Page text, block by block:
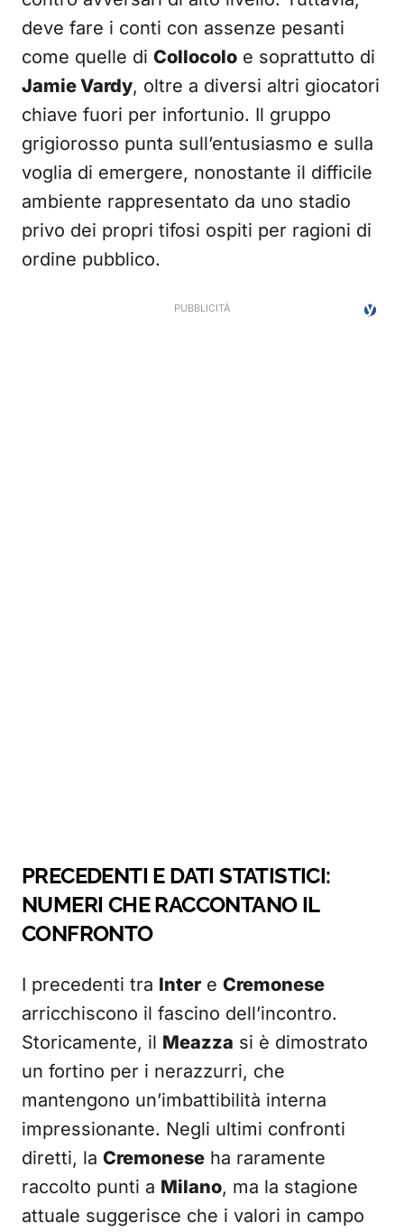
deve fare i conti con assenze pesanti
come quelle di Collocolo e soprattutto di
Jamie Vardy, oltre a diversi altri giocatori
chiave fuori per infortunio. Il gruppo
grigiorosso punta sull’entusiasmo e sulla
voglia di emergere, nonostante il difficile
ambiente rappresentato da uno stadio
privo dei propri tifosi ospiti per ragioni di
ordine pubblico.
PRECEDENTI E DATI STATISTICI:
NUMERI CHE RACCONTANO IL
CONFRONTO
I precedenti tra Inter e Cremonese
arricchiscono il fascino dell’incontro.
Storicamente, il Meazza si è dimostrato
un fortino per i nerazzurri, che
mantengono un’imbattibilità interna
impressionante. Negli ultimi confronti
diretti, la Cremonese ha raramente
raccolto punti a Milano, ma la stagione
attuale suggerisce che i valori in campo